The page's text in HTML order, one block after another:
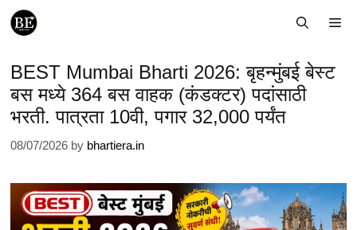
Skip
BEST Mumbai Bharti 2026: बृहन्मुंबई बेस्ट
बस मध्ये 364 बस वाहक (कंडक्टर) पदांसाठी
भरती. पात्रता 10वी, पगार 32,000 पर्यंत
08/07/2026 by bhartiera.in